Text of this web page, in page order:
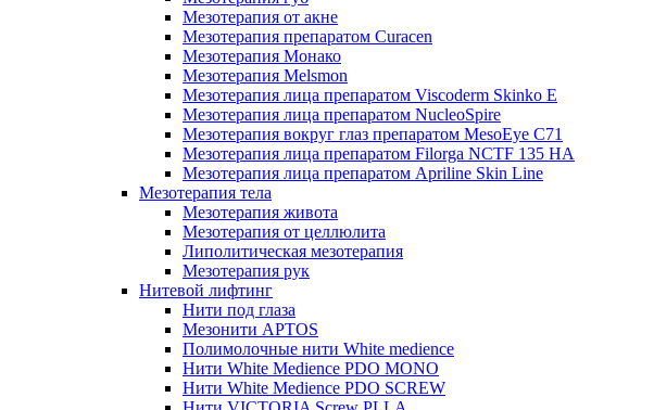
Мезотерапия от акне
Мезотерапия препаратом Curacen
Мезотерапия Монако
Мезотерапия Melsmon
Мезотерапия лица препаратом Viscoderm Skinko E
Мезотерапия лица препаратом NucleoSpire
Мезотерапия вокруг глаз препаратом MesoEye С71
Мезотерапия лица препаратом Filorga NCTF 135 HA
Мезотерапия лица препаратом Apriline Skin Line
Мезотерапия тела
Мезотерапия живота
Мезотерапия от целлюлита
Липолитическая мезотерапия
Мезотерапия рук
Нитевой лифтинг
Нити под глаза
Мезонити APTOS
Полимолочные нити White medience
Нити White Medience PDO MONO
Нити White Medience PDO SCREW